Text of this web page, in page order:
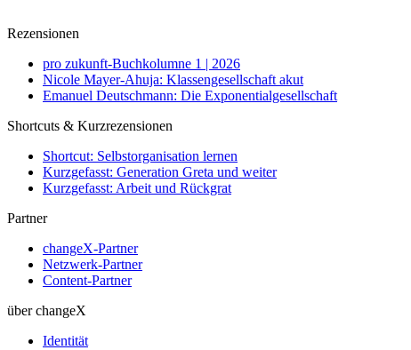
Rezensionen
pro zukunft-Buchkolumne 1 | 2026
Nicole Mayer-Ahuja: Klassengesellschaft akut
Emanuel Deutschmann: Die Exponentialgesellschaft
Shortcuts & Kurzrezensionen
Shortcut: Selbstorganisation lernen
Kurzgefasst: Generation Greta und weiter
Kurzgefasst: Arbeit und Rückgrat
Partner
changeX-Partner
Netzwerk-Partner
Content-Partner
über changeX
Identität